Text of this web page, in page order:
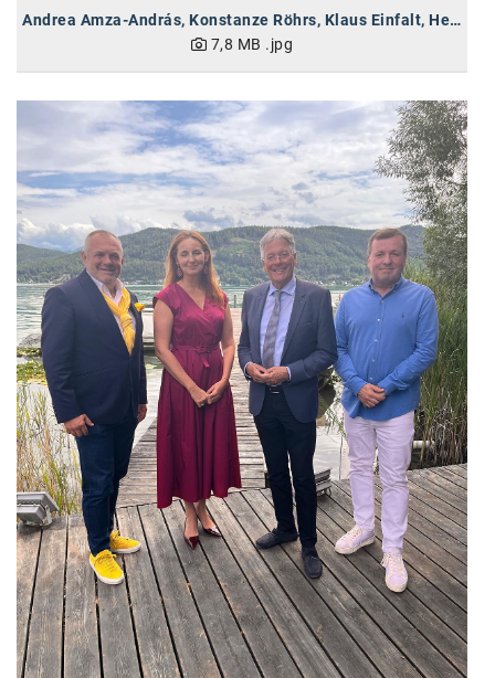
Andrea Amza-András, Konstanze Röhrs, Klaus Einfalt, Herta Stockbauer, Paola Strozzi (vlnr)
7,8 MB .jpg